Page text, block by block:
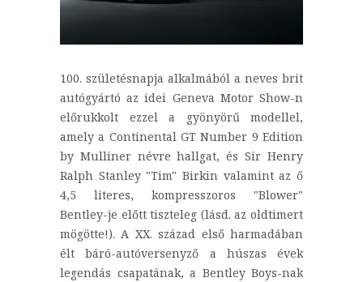
100. születésnapja alkalmából a neves brit
autógyártó az idei Geneva Motor Show-n
előrukkolt ezzel a gyönyörű modellel,
amely a Continental GT Number 9 Edition
by Mulliner névre hallgat, és Sir Henry
Ralph Stanley "Tim" Birkin valamint az ő
4,5 literes, kompresszoros "Blower"
Bentley-je előtt tiszteleg (lásd. az oldtimert
mögötte!). A XX. század első harmadában
élt báró-autóversenyző a húszas évek
legendás csapatának, a Bentley Boys-nak